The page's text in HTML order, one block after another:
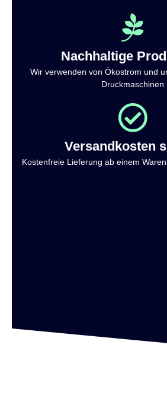
Nachhaltige
Wir verwenden von Ökostrom und
Druckmaschinen
Versandkosten
Kostenfreie Lieferung ab einem